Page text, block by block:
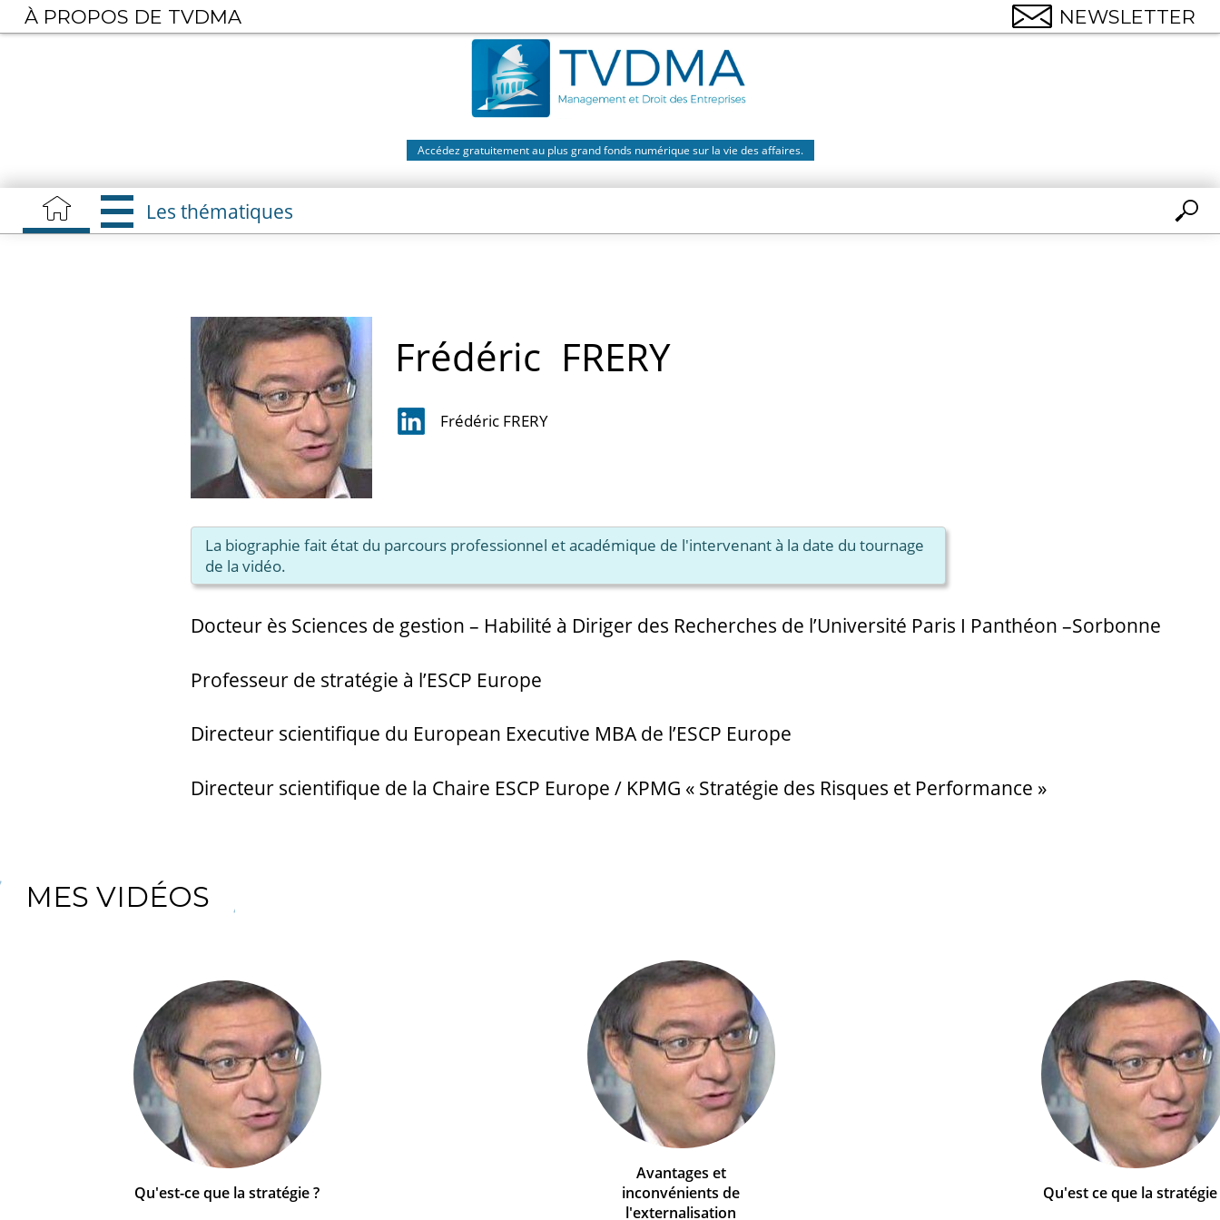
Aller
au
Accédez gratuitement au plus grand fonds numérique sur la vie des affaires.
Les thématiques
Frédéric FRERY
Frédéric FRERY
La biographie fait état du parcours professionnel et académique de l'intervenant à la date du tournage
de la vidéo.
Docteur ès Sciences de gestion – Habilité à Diriger des Recherches de l’Université Paris I Panthéon –Sorbonne
Professeur de stratégie à l’ESCP Europe
Directeur scientifique du European Executive MBA de l’ESCP Europe
Directeur scientifique de la Chaire ESCP Europe / KPMG « Stratégie des Risques et Performance »
MES VIDÉOS
Qu'est-ce que la stratégie ?
Avantages et
inconvénients de
l'externalisation
Qu'est ce que la stratégie
À PROPOS DE TVDMA NEWSLETTER